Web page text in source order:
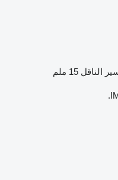
الناقل 15 ملم